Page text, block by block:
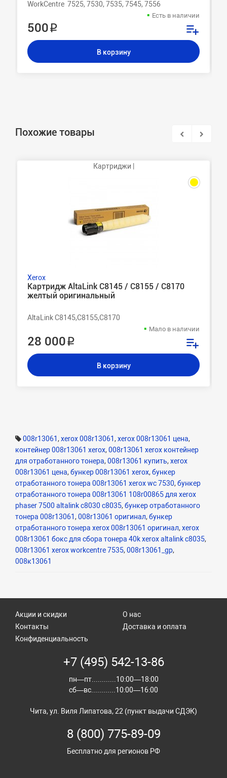
WorkCentre 7525, 7530, 7535, 7545, 7556
Есть в наличии
500 ₽
В корзину
Похожие товары
Картриджи |
Xerox
Картридж AltaLink C8145 / C8155 / C8170
желтый оригинальный
AltaLink C8145,C8155,C8170
Мало в наличии
28 000 ₽
В корзину
008r13061, xerox 008r13061, xerox 008r13061 цена,
контейнер 008r13061 xerox, 008r13061 xerox контейнер
для отработанного тонера, 008r13061 купить, xerox
008r13061 цена, бункер 008r13061 xerox, бункер
отработанного тонера 008r13061 xerox wc 7530, бункер
отработанного тонера 008r13061 108r00865 для xerox
phaser 7500 altalink c8030 c8035, бункер отработанного
тонера 008r13061, 008r13061 оригинал, бункер
отработанного тонера xerox 008r13061 оригинал, xerox
008r13061 бокс для сбора тонера 40k xerox altalink c8035,
008r13061 xerox workcentre 7535, 008r13061_gp,
008к13061
Акции и скидки
Контакты
О нас
Доставка и оплата
Конфиденциальность
+7 (495) 542-13-86
пн—пт............10:00—18:00
сб—вс............10:00—16:00
Чита, ул. Виля Липатова, 22 (пункт выдачи СДЭК)
8 (800) 775-89-09
Бесплатно для регионов РФ